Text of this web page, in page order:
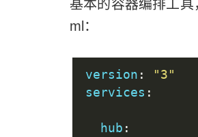
基本的容器编排工
ml：
version :
"3"
services :
  hub
: